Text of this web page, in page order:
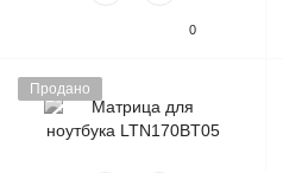
0
Продано